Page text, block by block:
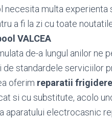
necesita multa experienta
a fi la zi cu toate
VALCEA
de-a lungul anilor
de standardele serviciilor
oferim reparatii frigidere
si cu substitute, acolo
aparatului electrocasnic